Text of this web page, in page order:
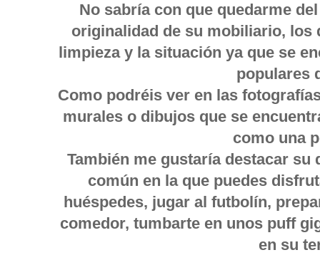
No sabría con que quedarme
originalidad de su mobiliario, los
limpieza y la situación ya que se
populares
Como podréis ver en las
murales o dibujos que se
como una
También me gustaría destacar su
común en la que puedes
huéspedes, jugar al futbolín,
comedor, tumbarte en unos puff
en su